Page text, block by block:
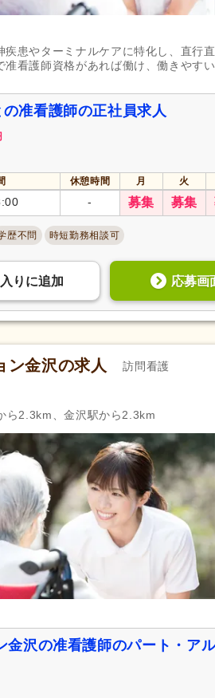
企業年金 (159)
資格取得支援あり(260)
自動車通勤可(1,376)
患やターミナルケアに特化し、直行
看護師資格があれば働け、働きやす
准看護師の正社員求人
休憩時間 月 火
- 募集 募集
歴不問 時短勤務相談可
り に追加 応募画
ン金沢の求人 訪問看護
ら2.3km、金沢駅から2.3km
金沢の准看護師のパート・ア